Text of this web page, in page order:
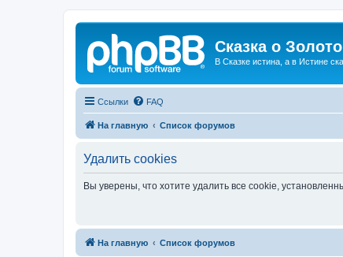
Сказка о
В Сказке истина, а в Истине
Ссылки FAQ
На главную Список форумов
Удалить cookies
Вы уверены, что хотите удалить все cookie,
На главную Список форумов